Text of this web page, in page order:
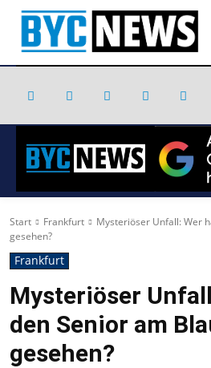
Start Frankfurt
Mysteriöser Unfall: Wer
gesehen?
Frankfurt
Mysteriöser
den Senior am
gesehen?